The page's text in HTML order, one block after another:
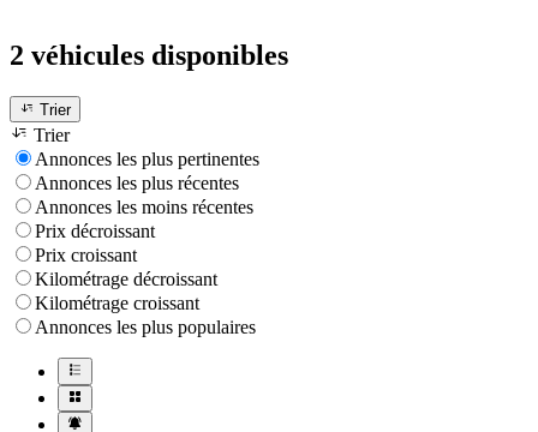
2 véhicules disponibles
Trier
Trier
Annonces les plus pertinentes
Annonces les plus récentes
Annonces les moins récentes
Prix décroissant
Prix croissant
Kilométrage décroissant
Kilométrage croissant
Annonces les plus populaires